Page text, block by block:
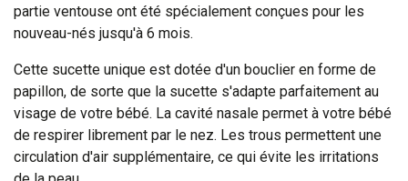
partie ventouse ont été spécialement conçues pour les
nouveau-nés jusqu'à 6 mois.
Cette sucette unique est dotée d'un bouclier en forme de
papillon, de sorte que la sucette s'adapte parfaitement au
visage de votre bébé. La cavité nasale permet à votre bébé
de respirer librement par le nez. Les trous permettent une
circulation d'air supplémentaire, ce qui évite les irritations